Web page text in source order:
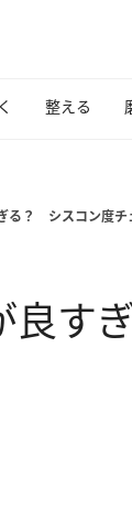
整える
る？ シスコン度チ
良す